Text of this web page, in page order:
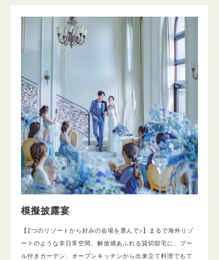
模擬披露宴
【2つのリゾートから好みの会場を選んで♪】まるで海外リゾ
ートのような非日常空間。解放感あふれる貸切邸宅に、プー
ル付きガーデン、オープンキッチンから出来立て料理でもて